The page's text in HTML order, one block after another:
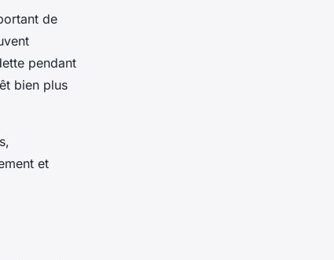
de
pendant
bien plus
et